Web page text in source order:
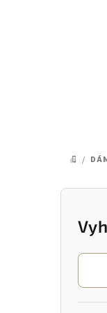
DOMOV
/
B